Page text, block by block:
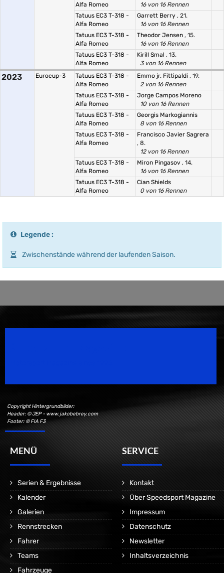
Alfa Romeo
16 von 16 Rennen
Tatuus EC3 T-318 -
Alfa Romeo
Garrett Berry , 21.
16 von 16 Rennen
Tatuus EC3 T-318 -
Alfa Romeo
Theodor Jensen , 15.
16 von 16 Rennen
Tatuus EC3 T-318 -
Alfa Romeo
Kirill Smal , 13.
3 von 16 Rennen
2023 Eurocup-3
Tatuus EC3 T-318 -
Alfa Romeo
Emmo jr. Fittipaldi , 19.
2 von 16 Rennen
Tatuus EC3 T-318 -
Alfa Romeo
Jorge Campos Moreno
10 von 16 Rennen
Tatuus EC3 T-318 -
Alfa Romeo
Georgis Markogiannis
8 von 16 Rennen
Tatuus EC3 T-318 -
Alfa Romeo
Francisco Javier Sagrera
, 8.
12 von 16 Rennen
Tatuus EC3 T-318 -
Alfa Romeo
Miron Pingasov , 14.
16 von 16 Rennen
Tatuus EC3 T-318 -
Alfa Romeo
Cian Shields
0 von 16 Rennen
Legende :
Zwischenstände während der laufenden Saison.
Copyright Hintergrundbilder:
Header: © JEP - www.jakobebrey.com
Footer: © FIA F3
MENÜ
Serien & Ergebnisse
Kalender
Galerien
Rennstrecken
Fahrer
Teams
Fahrzeuge
SERVICE
Kontakt
Über Speedsport Magazine
Impressum
Datenschutz
Newsletter
Inhaltsverzeichnis